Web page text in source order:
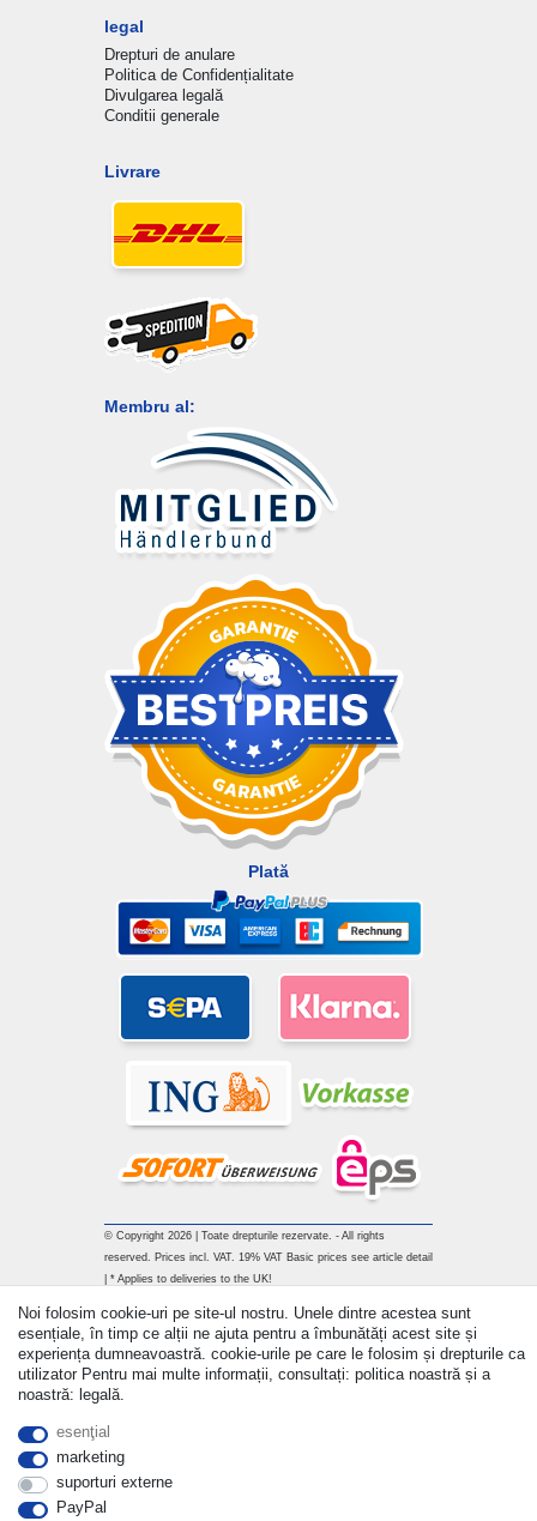
legal
Drepturi de anulare
Politica de Confidențialitate
Divulgarea legală
Conditii generale
Livrare
Membru al:
Plată
© Copyright 2026 | Toate drepturile rezervate. - All rights
reserved. Prices incl. VAT. 19% VAT Basic prices see article detail
| * Applies to deliveries to the UK!
Noi folosim cookie-uri pe site-ul nostru. Unele dintre acestea sunt
esențiale, în timp ce alții ne ajuta pentru a îmbunătăți acest site și
experiența dumneavoastră. cookie-urile pe care le folosim și drepturile ca
utilizator Pentru mai multe informații, consultați: politica noastră și a
noastră: legală.
esenţial
marketing
suporturi externe
PayPal
Withdraw from contract here
a lua legatura